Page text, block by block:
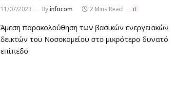
11/07/2023 Byinfocom 2 Mins Read it
Άμεση παρακολούθηση των βασικών ενεργειακών
δεικτών του Νοσοκομείου στο μικρότερο δυνατό
επίπεδο